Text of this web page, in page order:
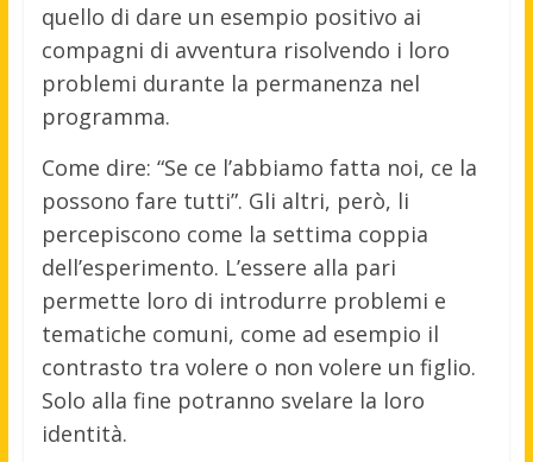
quello di dare un esempio positivo ai
compagni di avventura risolvendo i loro
problemi durante la permanenza nel
programma.
Come dire: “Se ce l’abbiamo fatta noi, ce la
possono fare tutti”. Gli altri, però, li
percepiscono come la settima coppia
dell’esperimento. L’essere alla pari
permette loro di introdurre problemi e
tematiche comuni, come ad esempio il
contrasto tra volere o non volere un figlio.
Solo alla fine potranno svelare la loro
identità.